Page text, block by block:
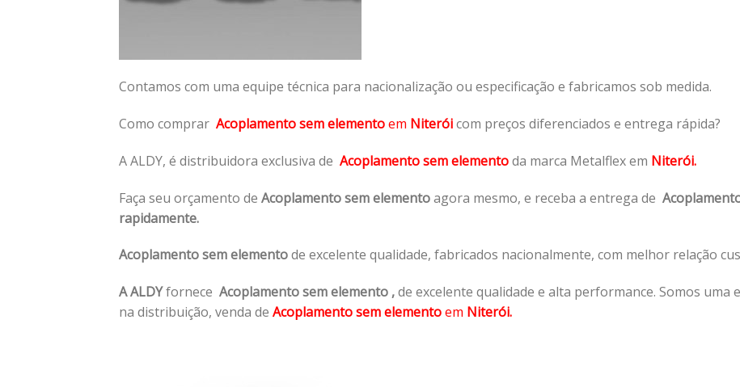
Contamos com uma equipe técnica para nacionalização ou especificação e fabricamos sob medida.
Como comprar Acoplamento sem elementoem Niteróicom preços diferenciados e entrega rápida?
A ALDY, é distribuidora exclusiva de Acoplamento sem elementoda marca Metalflex em Niterói.
Faça seu orçamento de Acoplamento sem elementoagora mesmo, e receba a entrega de
rapidamente.
Acoplamento sem elementode excelente qualidade, fabricados nacionalmente, com melhor relação
A ALDYfornece Acoplamento sem elemento ,de excelente qualidade e alta performance. Somos uma
na distribuição, venda de Acoplamento sem elementoem Niterói.